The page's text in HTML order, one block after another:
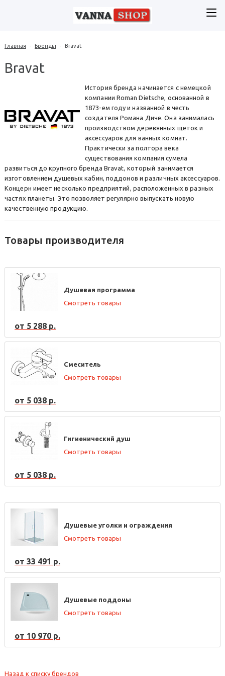
Главная - Бренды - Bravat
Bravat
История бренда начинается с немецкой
компании Roman Dietsche, основанной в
1873-ем году и названной в честь
создателя Романа Диче. Она занималась
производством деревянных щеток и
аксессуаров для ванных комнат.
Практически за полтора века
существования компания сумела
развиться до крупного бренда Bravat, который занимается
изготовлением душевых кабин, поддонов и различных аксессуаров.
Концерн имеет несколько предприятий, расположенных в разных
частях планеты. Это позволяет регулярно выпускать новую
качественную продукцию.
Товары производителя
Душевая программа
Смотреть товары
от 5 288 р.
Смеситель
Смотреть товары
от 5 038 р.
Гигиенический душ
Смотреть товары
от 5 038 р.
Душевые уголки и ограждения
Смотреть товары
от 33 491 р.
Душевые поддоны
Смотреть товары
от 10 970 р.
Назад к списку брендов